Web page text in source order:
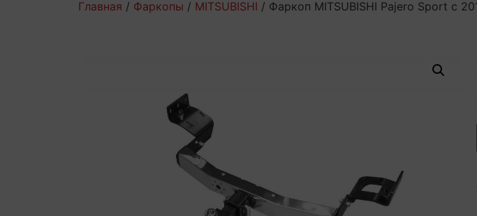
Главная / Фаркопы / MITSUBISHI / Фаркоп MITSUBISHI Pajero Sport с